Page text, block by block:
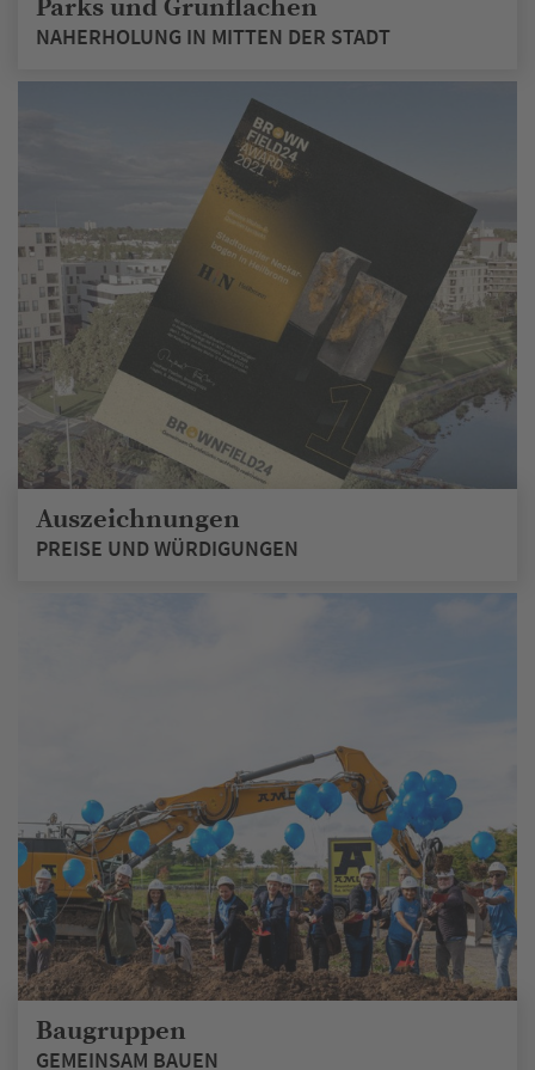
Parks und Grünflächen
NAHERHOLUNG IN MITTEN DER STADT
Auszeichnungen
PREISE UND WÜRDIGUNGEN
Baugruppen
GEMEINSAM BAUEN